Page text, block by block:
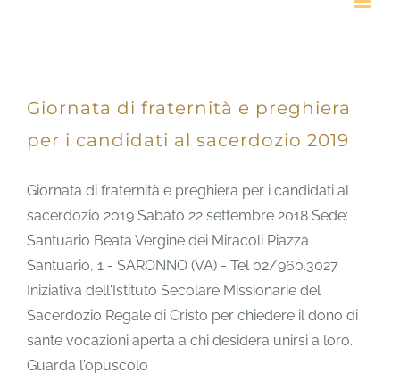
Giornata di fraternità e preghiera
per i candidati al sacerdozio 2019
Giornata di fraternità e preghiera per i candidati al
sacerdozio 2019 Sabato 22 settembre 2018 Sede:
Santuario Beata Vergine dei Miracoli Piazza
Santuario, 1 - SARONNO (VA) - Tel 02/960.3027
Iniziativa dell'Istituto Secolare Missionarie del
Sacerdozio Regale di Cristo per chiedere il dono di
sante vocazioni aperta a chi desidera unirsi a loro.
Guarda l'opuscolo